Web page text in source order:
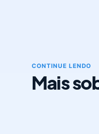
CONTINUE LENDO
Mais